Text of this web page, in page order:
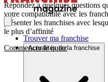
Trouver ma franchise
Actualités de la franchise
Répondez a quelques questions
votre compatibilité avec les
présenter les franchises avec
le plus d’affinité
Commencer le quizz